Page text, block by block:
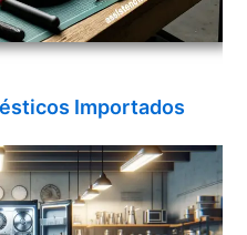
Importados